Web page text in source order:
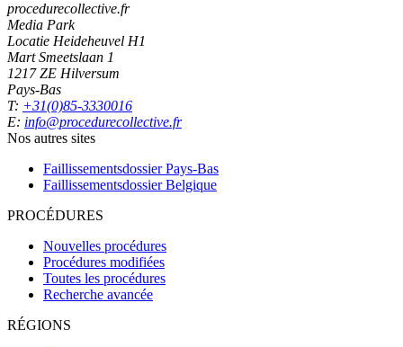
procedurecollective.fr
Media Park
Locatie Heideheuvel H1
Mart Smeetslaan 1
1217 ZE Hilversum
Pays-Bas
T: +31(0)85-3330016
E: info@procedurecollective.fr
Nos autres sites
Faillissementsdossier Pays-Bas
Faillissementsdossier Belgique
PROCÉDURES
Nouvelles procédures
Procédures modifiées
Toutes les procédures
Recherche avancée
RÉGIONS